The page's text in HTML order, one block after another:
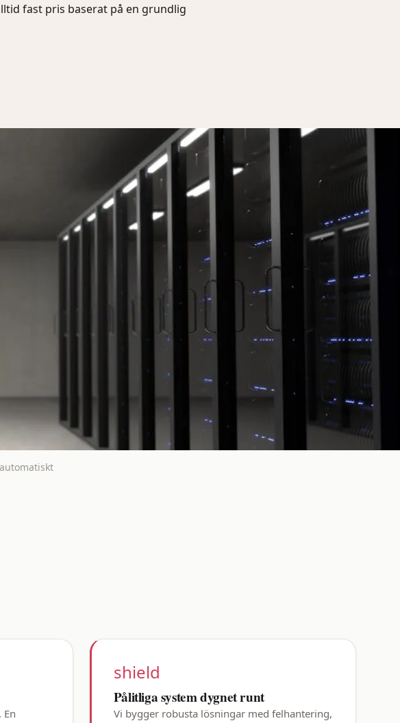
fast pris baserat på en grundlig
shield
Pålitliga system dygnet runt
Vi bygger robusta lösningar med felhantering,